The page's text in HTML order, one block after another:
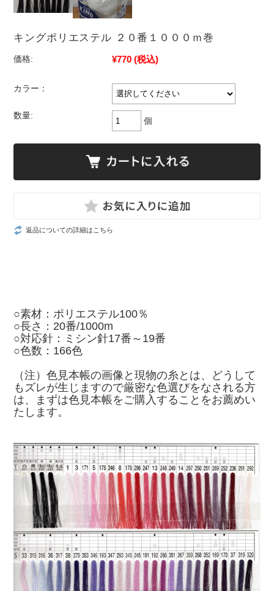
キングポリエステル ２０番１０００ｍ巻
価格: ¥770 (税込)
カラー：
数量:
個
返品についての詳細はこちら
○素材：ポリエステル100％
○長さ：20番/1000m
○対応針：ミシン針17番～19番
○色数：166色
（注）色見本帳の画像と現物の糸とは、どうして
もズレが生じますので厳密な色選びをなされる方
は、まずは色見本帳をご購入することをお薦めい
たします。